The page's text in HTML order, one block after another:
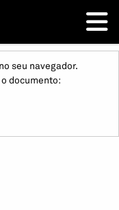
seu navegador.
documento: